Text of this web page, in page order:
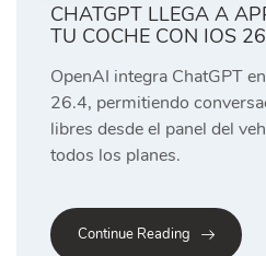
CHATGPT LLEGA A
TU COCHE CON IOS
OpenAI integra ChatGPT
26.4, permitiendo
libres desde el panel del
todos los planes.
Continue Reading